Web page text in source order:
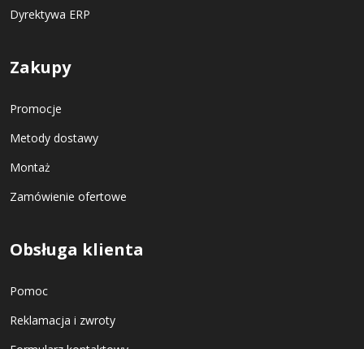
Dyrektywa ERP
Zakupy
Promocje
Metody dostawy
Montaż
Zamówienie ofertowe
Obsługa klienta
Pomoc
Reklamacja i zwroty